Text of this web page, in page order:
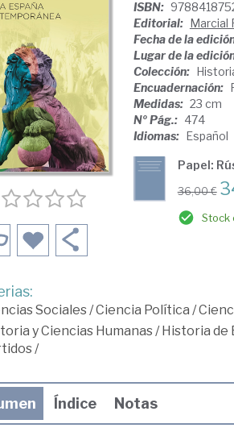
ISBN:
Editorial: Marcial
Fecha de la
Lugar de la
Colección:
Encuadernación:
Medidas: 23 cm
Nº Pág.: 474
Idiomas: Español
Papel:
36,00 €
Stock
Sociales/Ciencia Política /
y Ciencias Humanas/Historia de
/
Índice Notas